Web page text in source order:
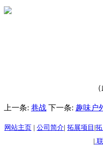
上一条: 巷战 下一条: 趣味户
网站主页 公司简介 拓展项目